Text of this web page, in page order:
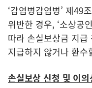
‘감염병감염병’ 제49
위반한 경우, ‘소상공
따라 손실보상금 지급
지급하지 않거나 환수
손실보상 신청 및 이의